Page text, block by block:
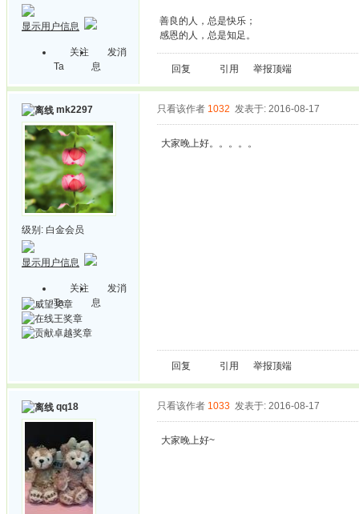
显示用户信息
关注
Ta
发消
息
善良的人，总是快乐；
感恩的人，总是知足。
回复 引用 举报顶端
mk2297
级别: 白金会员
显示用户信息
关注
Ta
发消
息
只看该作者 1032 发表于: 2016-08-17
大家晚上好。。。。。
回复 引用 举报顶端
qq18 只看该作者 1033 发表于: 2016-08-17
大家晚上好~